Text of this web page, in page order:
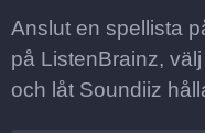
Anslut en spellista
på ListenBrainz,
och låt Soundiiz